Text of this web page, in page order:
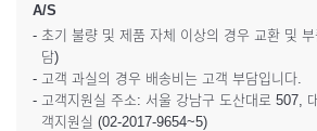
A/S
- 초기 불량 및 제품 자체 이상의 경우 교환 및
담)
- 고객 과실의 경우 배송비는 고객 부담입니다.
- 고객지원실 주소: 서울 강남구 도산대로 507,
객지원실 (02-2017-9654~5)